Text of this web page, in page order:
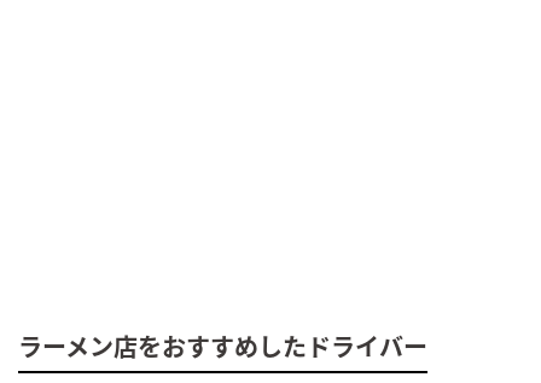
ラーメン店をおすすめしたドライバー